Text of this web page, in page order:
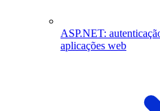
ASP.NET:
aplicações web